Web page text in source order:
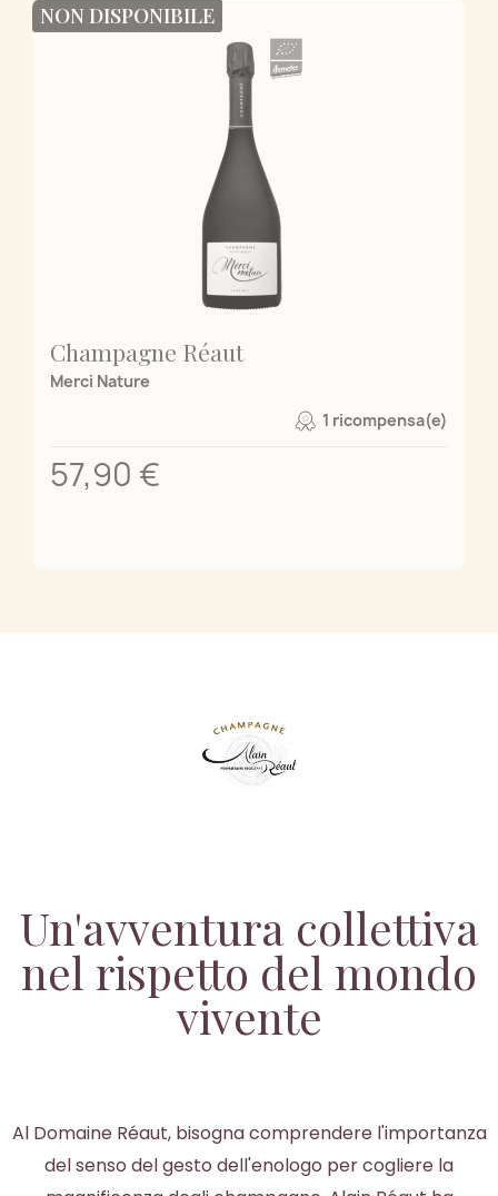
Champagne Réaut
Merci Nature
1 ricompensa(e)
57,90 €
NON DISPONIBILE
Un'avventura collettiva
nel rispetto del mondo
vivente
Al Domaine Réaut, bisogna comprendere l'importanza
del senso del gesto dell'enologo per cogliere la